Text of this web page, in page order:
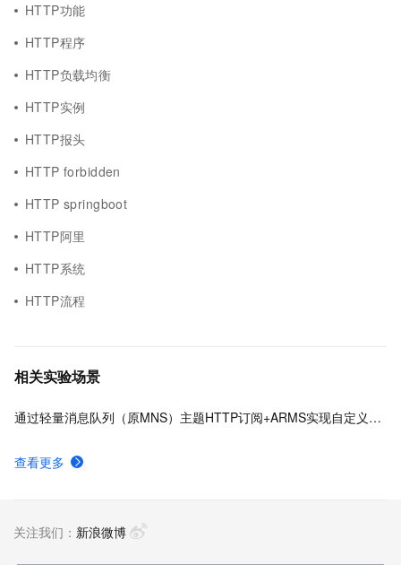
HTTP功能
HTTP程序
HTTP负载均衡
HTTP实例
HTTP报头
HTTP forbidden
HTTP springboot
HTTP阿里
HTTP系统
HTTP流程
相关实验场景
通过轻量消息队列（原MNS）主题HTTP订阅+ARMS实现自定义数据多渠道告警
查看更多
关注我们： 新浪微博